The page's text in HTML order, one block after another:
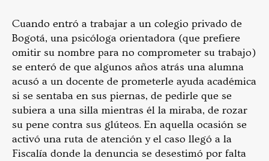
Cuando entró a trabajar a un colegio privado de
Bogotá, una psicóloga orientadora (que prefiere
omitir su nombre para no comprometer su trabajo)
se enteró de que algunos años atrás una alumna
acusó a un docente de prometerle ayuda académica
si se sentaba en sus piernas, de pedirle que se
subiera a una silla mientras él la miraba, de rozar
su pene contra sus glúteos. En aquella ocasión se
activó una ruta de atención y el caso llegó a la
Fiscalía donde la denuncia se desestimó por falta